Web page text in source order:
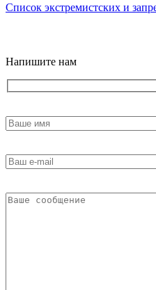
Список экстремистских и
Напишите нам